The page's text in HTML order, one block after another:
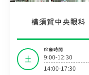
横須賀中央眼科
土
診療時間
9:00-12:30
14:00-17:30